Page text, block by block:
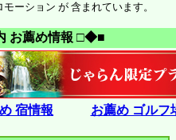
ーション が 含まれています。
お薦め情報 □◆■
宿情報 お薦め ゴルフ